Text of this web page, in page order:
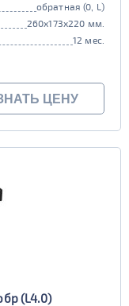
обратная (0, L)
260x173x220 мм.
12 мес.
ЦЕНУ
(L4.0)